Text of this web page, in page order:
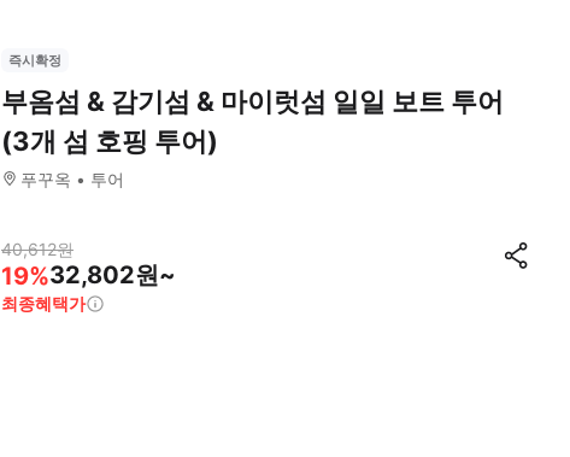
즉시확정
부옴섬 & 감기섬 & 마이럿섬 일일 보트 투어
(3개 섬 호핑 투어)
푸꾸옥 투어
40,612원
19%32,802원~
최종혜택가